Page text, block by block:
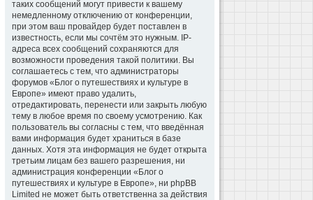
таких сообщений могут привести к вашему
немедленному отключению от конференции,
при этом ваш провайдер будет поставлен в
известность, если мы сочтём это нужным. IP-
адреса всех сообщений сохраняются для
возможности проведения такой политики. Вы
соглашаетесь с тем, что администраторы
форумов «Блог о путешествиях и культуре в
Европе» имеют право удалить,
отредактировать, перенести или закрыть любую
тему в любое время по своему усмотрению. Как
пользователь вы согласны с тем, что введённая
вами информация будет храниться в базе
данных. Хотя эта информация не будет открыта
третьим лицам без вашего разрешения, ни
администрация конференции «Блог о
путешествиях и культуре в Европе», ни phpBB
Limited не может быть ответственна за действия